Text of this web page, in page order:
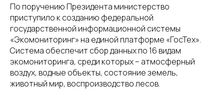
По поручению Президента министерство
приступило к созданию федеральной
государственной информационной системы
«Экомониторинг» на единой платформе «ГосТех».
Система обеспечит сбор данных по 16 видам
экомониторинга, среди которых – атмосферный
воздух, водные объекты, состояние земель,
животный мир, воспроизводство лесов.